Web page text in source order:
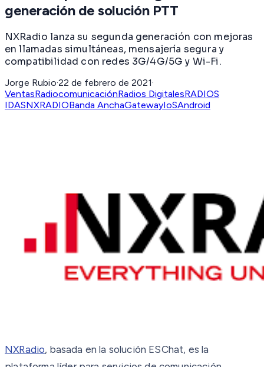
generación de solución PTT
NXRadio lanza su segunda generación con mejoras
en llamadas simultáneas, mensajería segura y
compatibilidad con redes 3G/4G/5G y Wi-Fi.
Jorge Rubio·22 de febrero de 2021·
VentasRadiocomunicaciónRadios DigitalesRADIOS
IDASNXRADIOBanda AnchaGatewayIoSAndroid
NXRadio, basada en la solución ESChat, es la